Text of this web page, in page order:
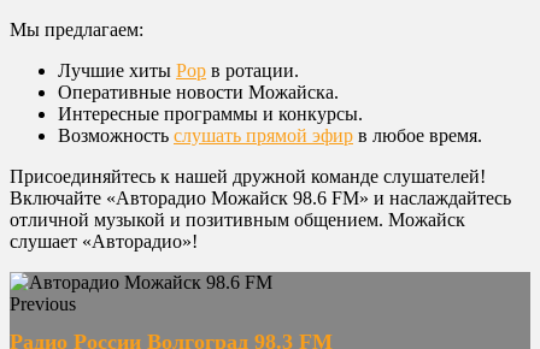
Мы предлагаем:
Лучшие хиты Pop в ротации.
Оперативные новости Можайска.
Интересные программы и конкурсы.
Возможность слушать прямой эфир в любое время.
Присоединяйтесь к нашей дружной команде слушателей!
Включайте «Авторадио Можайск 98.6 FM» и наслаждайтесь
отличной музыкой и позитивным общением. Можайск
слушает «Авторадио»!
Previous
Радио России Волгоград 98.3 FM